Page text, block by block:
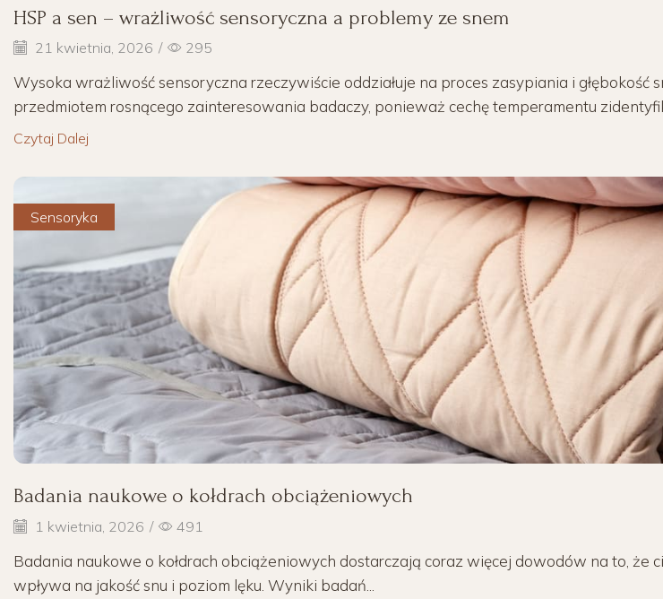
HSP a sen – wrażliwość sensoryczna a problemy ze snem
21 kwietnia, 2026 / 295
Wysoka wrażliwość sensoryczna rzeczywiście oddziałuje na proces zasypiania i głębokość
przedmiotem rosnącego zainteresowania badaczy, ponieważ cechę temperamentu
Czytaj Dalej
Sensoryka
Badania naukowe o kołdrach obciążeniowych
1 kwietnia, 2026 / 491
Badania naukowe o kołdrach obciążeniowych dostarczają coraz więcej dowodów na to, że
wpływa na jakość snu i poziom lęku. Wyniki badań...